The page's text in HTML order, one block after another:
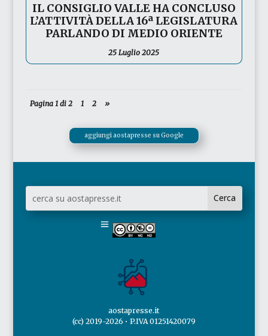
IL CONSIGLIO VALLE HA CONCLUSO
L’ATTIVITÀ DELLA 16ª LEGISLATURA
PARLANDO DI MEDIO ORIENTE
25 Luglio 2025
Pagina 1 di 2 1 2 »
aggiungi aostapresse su Google
aostapresse.it
(cc) 2019-2026 • P.IVA 01251420079